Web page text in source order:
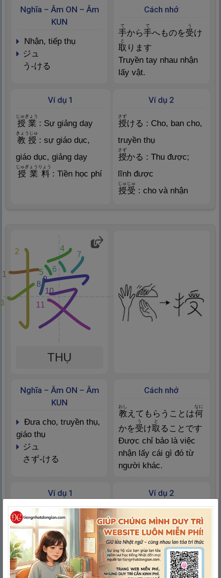
Cách nhớ
手
て
から手
て
へものを受
う
け
取
と
ります
Truyền tay nhau nhận
lấy vật.
Nghĩa – Âm ON – Âm
KUN
nhận, tiếp thụ
ジュ
う-ける
Ví dụ 1
授業
じゅぎょう
: Sự giảng dạy
教授
きょうじゅ
: sự giáo dục,
giáo dục, giảng dạy
授 業 料
じゅぎょうりょう
: Tiền học phí
Ví dụ 2
授
さず
ける : Cho, ban cho,
truyền thụ
授
さず
かる : Thu được;
lĩnh được
授受
じゅじゅ
: cho và nhận
1
2
3
4
5 6
7
8
9
10
11
THỤ
Cách nhớ
教
おし
えてもらうことは何
なに
かを受
う
け取
と
ることです
Được chỉ bảo là việc
nhận lấy cái gì đó từ
người khác.
Nghĩa – Âm ON – Âm
KUN
đưa cho, truyền thụ,
giáo thụ
ジュ
さず-ける
Ví dụ 1
生徒: Học trò, học sinh
徒
歩
とほ
で : đi bộ
Ví dụ 2
イスラム教徒
きょうと
: Tín đồ
Hồi giáo
キリスト教 徒
きょうと
: tín đồ
đạo giáo